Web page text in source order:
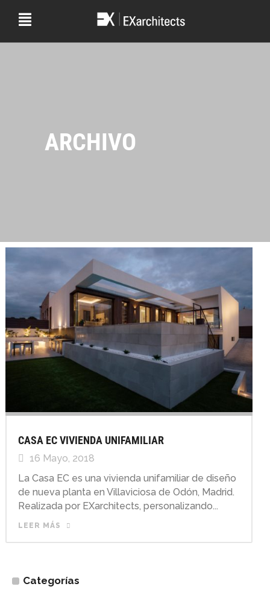
ARCHIVO
CASA EC VIVIENDA UNIFAMILIAR
16 Mayo, 2018
La Casa EC es una vivienda unifamiliar de diseño
de nueva planta en Villaviciosa de Odón, Madrid.
Realizada por EXarchitects, personalizando...
LEER MÁS
Categorías